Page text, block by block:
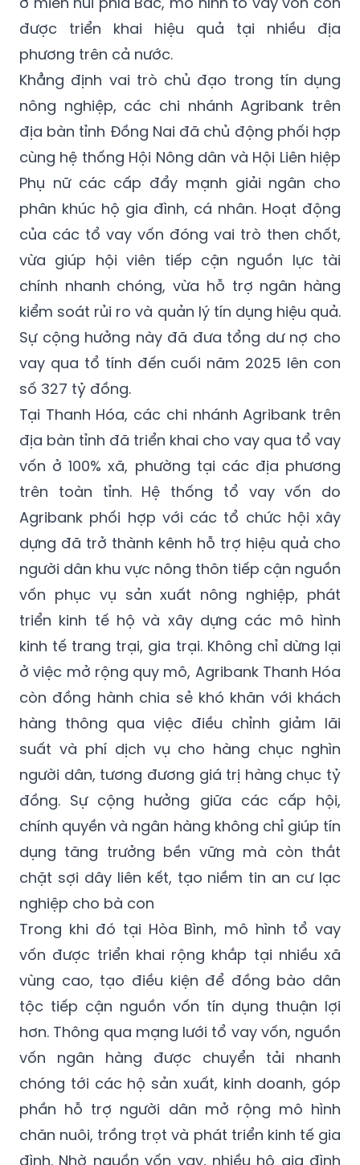
được triển khai hiệu quả tại nhiều địa
phương trên cả nước.
Khẳng định vai trò chủ đạo trong tín dụng
nông nghiệp, các chi nhánh Agribank trên
địa bàn tỉnh Đồng Nai đã chủ động phối hợp
cùng hệ thống Hội Nông dân và Hội Liên hiệp
Phụ nữ các cấp đẩy mạnh giải ngân cho
phân khúc hộ gia đình, cá nhân. Hoạt động
của các tổ vay vốn đóng vai trò then chốt,
vừa giúp hội viên tiếp cận nguồn lực tài
chính nhanh chóng, vừa hỗ trợ ngân hàng
kiểm soát rủi ro và quản lý tín dụng hiệu quả.
Sự cộng hưởng này đã đưa tổng dư nợ cho
vay qua tổ tính đến cuối năm 2025 lên con
số 327 tỷ đồng.
Tại Thanh Hóa, các chi nhánh Agribank trên
địa bàn tỉnh đã triển khai cho vay qua tổ vay
vốn ở 100% xã, phường tại các địa phương
trên toàn tỉnh. Hệ thống tổ vay vốn do
Agribank phối hợp với các tổ chức hội xây
dựng đã trở thành kênh hỗ trợ hiệu quả cho
người dân khu vực nông thôn tiếp cận nguồn
vốn phục vụ sản xuất nông nghiệp, phát
triển kinh tế hộ và xây dựng các mô hình
kinh tế trang trại, gia trại. Không chỉ dừng lại
ở việc mở rộng quy mô, Agribank Thanh Hóa
còn đồng hành chia sẻ khó khăn với khách
hàng thông qua việc điều chỉnh giảm lãi
suất và phí dịch vụ cho hàng chục nghìn
người dân, tương đương giá trị hàng chục tỷ
đồng. Sự cộng hưởng giữa các cấp hội,
chính quyền và ngân hàng không chỉ giúp tín
dụng tăng trưởng bền vững mà còn thắt
chặt sợi dây liên kết, tạo niềm tin an cư lạc
nghiệp cho bà con
Trong khi đó tại Hòa Bình, mô hình tổ vay
vốn được triển khai rộng khắp tại nhiều xã
vùng cao, tạo điều kiện để đồng bào dân
tộc tiếp cận nguồn vốn tín dụng thuận lợi
hơn. Thông qua mạng lưới tổ vay vốn, nguồn
vốn ngân hàng được chuyển tải nhanh
chóng tới các hộ sản xuất, kinh doanh, góp
phần hỗ trợ người dân mở rộng mô hình
chăn nuôi, trồng trọt và phát triển kinh tế gia
đình. Nhờ nguồn vốn vay, nhiều hộ gia đình